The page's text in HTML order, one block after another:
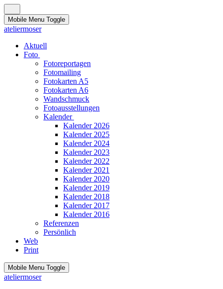
Mobile Menu Toggle
ateliermoser
Aktuell
Foto
Fotoreportagen
Fotomailing
Fotokarten A5
Fotokarten A6
Wandschmuck
Fotoausstellungen
Kalender
Kalender 2026
Kalender 2025
Kalender 2024
Kalender 2023
Kalender 2022
Kalender 2021
Kalender 2020
Kalender 2019
Kalender 2018
Kalender 2017
Kalender 2016
Referenzen
Persönlich
Web
Print
Mobile Menu Toggle
ateliermoser